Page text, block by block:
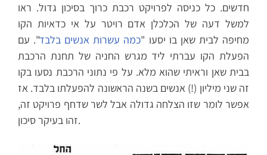
חדשים. כל כניסה לפרויקט רכבת כרוך בסיכון גדול. ראו
למשל דעה של הכלכלן אדם רויטר על אי כדאיות הקו
מחיפה לבית שאן בו יסעו "כמה עשרות אנשים בלבד". עם
הפעלת הקו עברתי ליד מגרש החניה של תחנת הרכבת
בבית שאן וראיתי שהוא מלא. על פי נתוני הרכבת נסעו בקו
זה שני מיליון (!) אנשים בשנה הראשונה להפעלתו בלבד. אז
אפשר לומר שזו הצלחה גדולה אבל לשר שדחף פרויקט זה,
זהו בעיקר סיכון.